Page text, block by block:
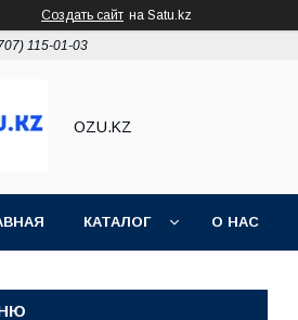
Создать сайт на Satu.kz
115-01-03
OZU.KZ
КАТАЛОГ О НАС